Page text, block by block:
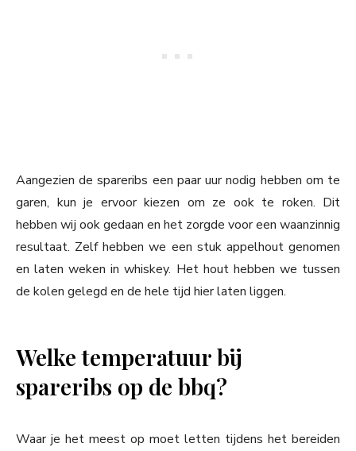
Aangezien de spareribs een paar uur nodig hebben om te
garen, kun je ervoor kiezen om ze ook te roken. Dit
hebben wij ook gedaan en het zorgde voor een waanzinnig
resultaat. Zelf hebben we een stuk appelhout genomen
en laten weken in whiskey. Het hout hebben we tussen
de kolen gelegd en de hele tijd hier laten liggen.
Welke temperatuur bij
spareribs op de bbq?
Waar je het meest op moet letten tijdens het bereiden